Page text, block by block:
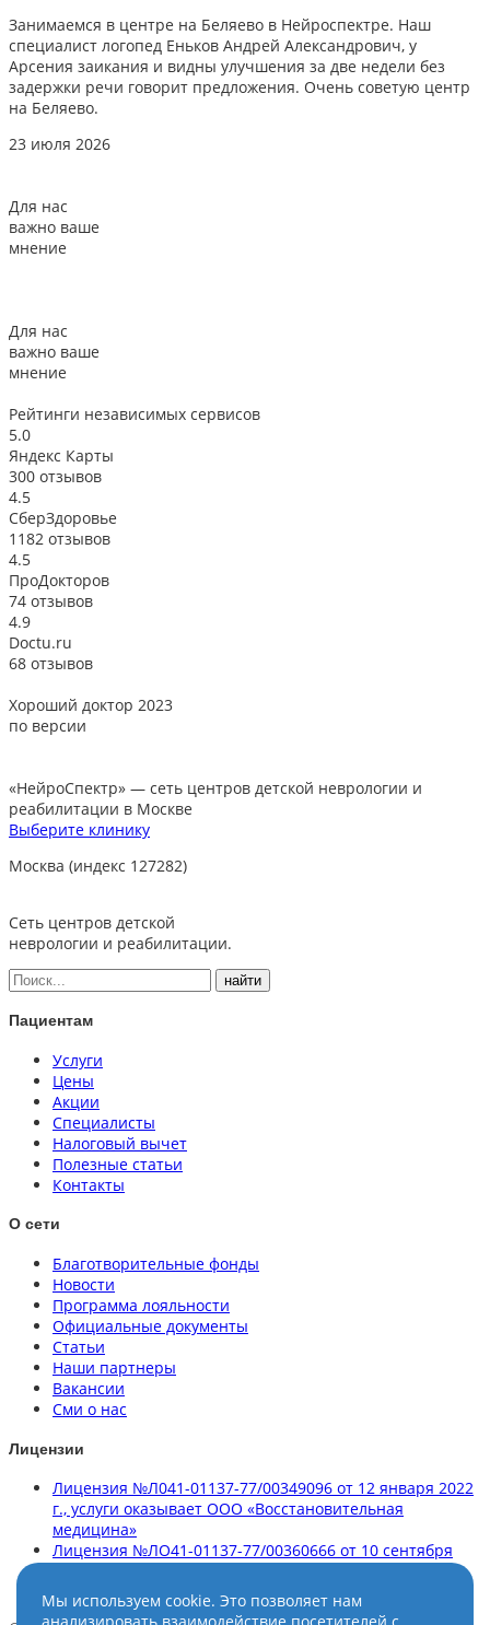
Занимаемся в центре на Беляево в Нейроспектре. Наш
специалист логопед Еньков Андрей Александрович, у
Арсения заикания и видны улучшения за две недели без
задержки речи говорит предложения. Очень советую центр
на Беляево.
23 июля 2026
Для нас
важно ваше
мнение
Для нас
важно ваше
мнение
Рейтинги независимых сервисов
5.0
Яндекс Карты
300 отзывов
4.5
СберЗдоровье
1182 отзывов
4.5
ПроДокторов
74 отзывов
4.9
Doctu.ru
68 отзывов
Хороший доктор 2023
по версии
«НейроСпектр» — сеть центров детской неврологии и
реабилитации в Москве
Выберите клинику
Москва (индекс 127282)
Сеть центров детской
неврологии и реабилитации.
Пациентам
Услуги
Цены
Акции
Специалисты
Налоговый вычет
Полезные статьи
Контакты
О сети
Благотворительные фонды
Новости
Программа лояльности
Официальные документы
Статьи
Наши партнеры
Вакансии
Сми о нас
Лицензии
Лицензия №Л041-01137-77/00349096 от 12 января 2022
г., услуги оказывает ООО «Восстановительная
медицина»
Лицензия №ЛО41-01137-77/00360666 от 10 сентября
позвоночника»
Мы используем cookie. Это позволяет нам